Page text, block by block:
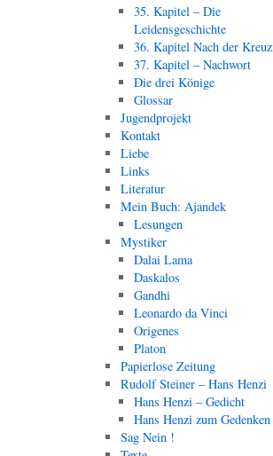
35. Kapitel – Die
Leidensgeschichte
36. Kapitel Nach der
37. Kapitel – Nachwort
Die drei Könige
Glossar
Jugendprojekt
Kontakt
Liebe
Links
Literatur
Mein Buch: Ajandek
Lesungen
Mystiker
Dalai Lama
Daskalos
Gandhi
Leonardo da Vinci
Origenes
Platon
Papierlose Zeitung
Rudolf Steiner – Hans Henzi
Hans Henzi – Gedicht
Hans Henzi zum Gedenken
Sag Nein !